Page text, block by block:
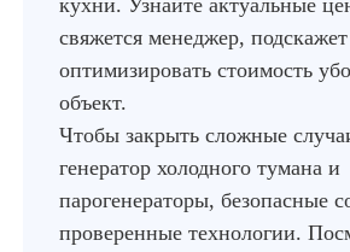
кухни. Узнайте актуальные
свяжется менеджер,
оптимизировать стоимость
объект.
Чтобы закрыть сложные
генератор холодного тумана и
парогенераторы, безопасные
проверенные технологии.